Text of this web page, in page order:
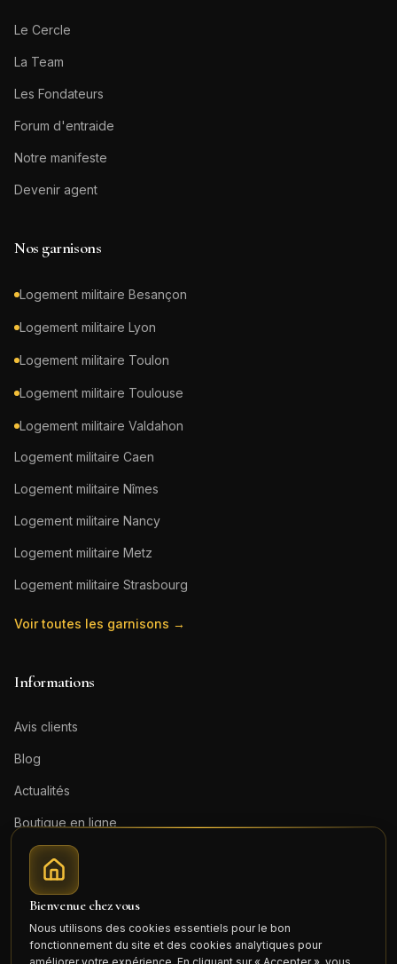
Le Cercle
La Team
Les Fondateurs
Forum d'entraide
Notre manifeste
Devenir agent
Nos garnisons
Logement militaire Besançon
Logement militaire Lyon
Logement militaire Toulon
Logement militaire Toulouse
Logement militaire Valdahon
Logement militaire Caen
Logement militaire Nîmes
Logement militaire Nancy
Logement militaire Metz
Logement militaire Strasbourg
Voir toutes les garnisons →
Informations
Avis clients
Blog
Actualités
Boutique en ligne
Contact
Mentions légales
Connexion
Bienvenue chez vous
Nous utilisons des cookies essentiels pour le bon
fonctionnement du site et des cookies analytiques pour